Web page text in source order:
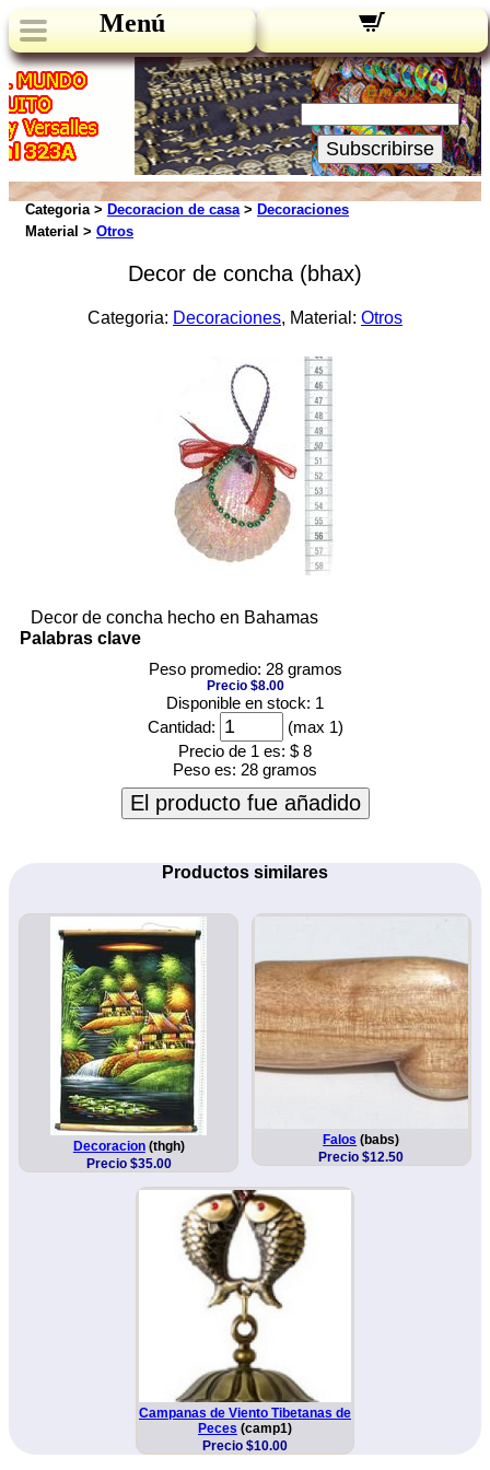
Menú
Novedades:
Su Email:
Subscribirse
Categoria > Decoracion de casa> Decoraciones
Material > Otros
Decor de concha (bhax)
Categoria: Decoraciones, Material: Otros
Decor de concha hecho en Bahamas
Palabras clave
Peso promedio: 28 gramos
Precio $8.00
Disponible en stock: 1
Cantidad:
(max 1)
Precio de 1 es: $ 8
Peso es: 28 gramos
El producto fue añadido
Productos similares
Decoracion(thgh)
Precio $35.00
Falos (babs)
Precio $12.50
Campanas de Viento Tibetanas de
Peces (camp1)
Precio $10.00